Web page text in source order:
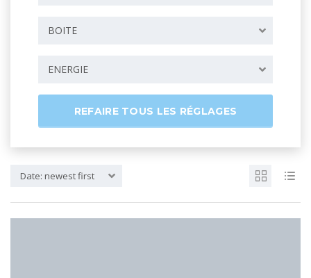
BOITE
ENERGIE
REFAIRE TOUS LES RÉGLAGES
Date: newest first